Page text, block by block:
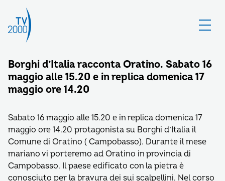
Borghi d’Italia racconta Oratino. Sabato 16
maggio alle 15.20 e in replica domenica 17
maggio ore 14.20
Sabato 16 maggio alle 15.20 e in replica domenica 17
maggio ore 14.20 protagonista su Borghi d’Italia il
Comune di Oratino ( Campobasso). Durante il mese
mariano vi porteremo ad Oratino in provincia di
Campobasso. Il paese edificato con la pietra è
conosciuto per la bravura dei sui scalpellini. Nel corso